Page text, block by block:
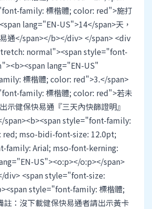
family: 標楷體; color: red">施打
lang="EN-US">14</span>天，
通</span></b></div> </span> <div
normal"><span style="font-
lang="EN-US"
標楷體; color: red">3.</span>
family: 標楷體; color: red">若未
示健保快易通『三天內快篩證明』
span><b><span style="font-family:
red; mso-bidi-font-size: 12.0pt;
family: Arial; mso-font-kerning:
US"><o:p></o:p></span>
div> <span style="font-size:
style="font-family: 標楷體;
：沒下載健保快易通者請出示黃卡